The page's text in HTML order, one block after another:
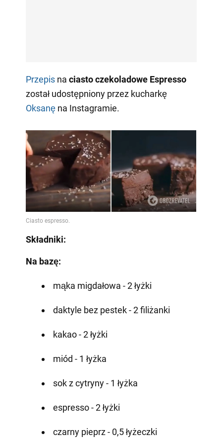
Przepisna ciasto czekoladowe Espresso
został udostępniony przez kucharkę
Oksanęna Instagramie.
Składniki:
Na bazę:
mąka migdałowa - 2 łyżki
daktyle bez pestek - 2 filiżanki
kakao - 2 łyżki
miód - 1 łyżka
sok z cytryny - 1 łyżka
espresso - 2 łyżki
czarny pieprz - 0,5 łyżeczki